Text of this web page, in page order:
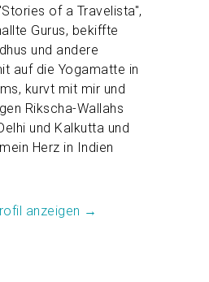
of a Travelista",
Gurus, bekiffte
und andere
auf die Yogamatte in
kurvt mit mir und
Rikscha-Wallahs
und Kalkutta und
Herz in Indien
anzeigen →